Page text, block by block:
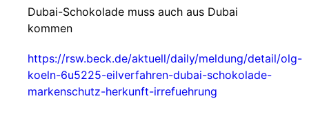
Dubai-Schokolade muss auch aus Dubai
kommen
https://rsw.beck.de/aktuell/daily/meldung/detail/olg-
koeln-6u5225-eilverfahren-dubai-schokolade-
markenschutz-herkunft-irrefuehrung